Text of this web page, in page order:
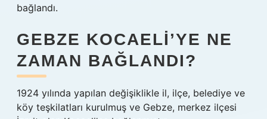
bağlandı.
GEBZE KOCAELI’YE NE
ZAMAN BAĞLANDI?
1924 yılında yapılan değişiklikle il, ilçe, belediye ve
köy teşkilatları kurulmuş ve Gebze, merkez ilçesi